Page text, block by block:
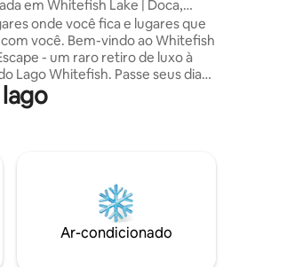
em Whitefish Lake | Doca,
de hidromassagem e pôr do sol
onde você fica e lugares que
você. Bem-vindo ao Whitefish
- um raro retiro de luxo à
Lago Whitefish. Passe seus dias
praticando SUP, esquiando
Mountain ou explorando o
para famílias, grupos e
durante todo o ano em
familiares começam e as
Ar-condicionado